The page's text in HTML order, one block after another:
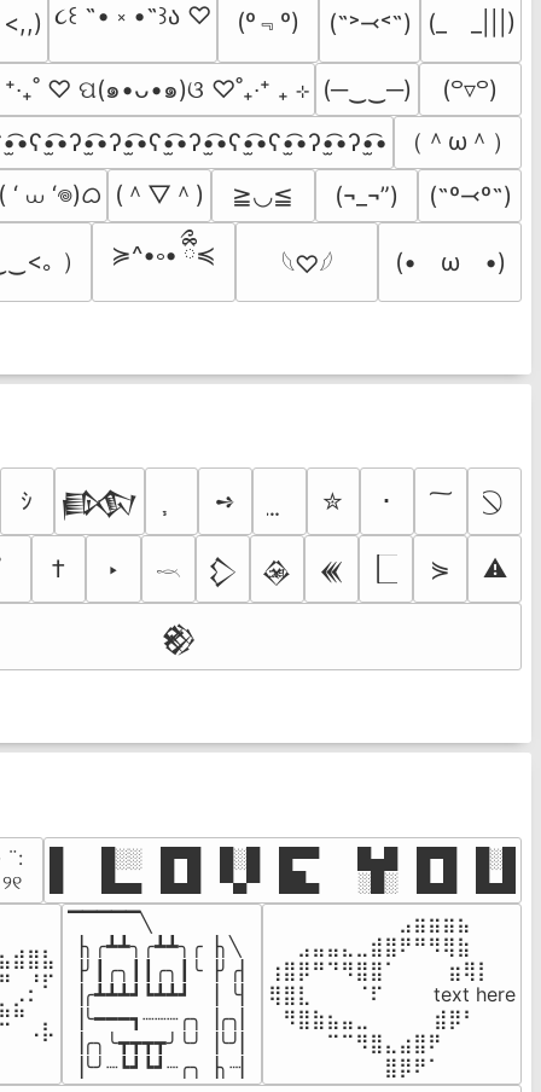
૮꒰ ˶• ༝ •˶꒱ა ♡ (º﹃º) (˶˃⤙˂˶) (_　_|||)
⁺‧₊˚ ♡ ପ(๑•ᴗ•๑)ଓ ♡˚₊‧⁺ ₊ ⊹ (─‿‿─)
(꒪▿꒪)
（＾ω＾）
‘ ⩊ ‘𖦹)ᜊ (＾▽＾) ≧◡≦ (¬_¬”) (˶º⤙º˶)
｡ ） ≽^•༚• ྀིྀ≼ 𓆩♡𓆪 (•　ω　•)
ｼ 𒁃 ➺ ✮ ･
† ‣ 𓎖 𒁷 𒊲 𒌍 ⋟ ⚠
𒆙
¨:⠀
█  █░░ █▀█ █░█ █▀▀  █▄█ █▀█ █░█
█  █▄▄ █▄█ ▀▄▀ ██▄  ░█░ █▄█ █▄█
▔▔▔▔▔╲
▕╮╭┻┻╮╭┻┻╮╭▕╮╲
▕╯┃╭╮┃┃╭╮┃╰▕╯╭▏
▕╭┻┻┻┛┗┻┻┛  ▕  ╰▏
▕╰━━━┓┈┈┈╭╮▕╭╮▏
▕╭╮╰┳┳┳┳╯╰╯▕╰╯▏
▕╰╯┈┗┛┗┛┈╭╮▕╮┈▏
⠀⠀⠀⠀⠀⠀⠀⠀⠀⣠⣶⣶⣶⣦⠀⠀
⠀⠀⣠⣤⣤⣄⣀⣾⣿⠟⠛⠻⢿⣷⠀
⢰⣿⡿⠛⠙⠻⣿⣿⠁⠀⠀ ⠀⣶⢿⡇
⢿⣿⣇⠀⠀⠀⠈⠏⠀⠀⠀ text here
⠀⠻⣿⣷⣦⣤⣀⠀⠀⠀ ⠀⣾⡿⠃⠀
⠀⠀⠀⠀⠉⠉⠻⣿⣄⣴⣿⠟⠀⠀⠀
⠀⠀⠀⠀⠀⠀⠀⠀⣿⡿⠟⠁⠀⠀⠀